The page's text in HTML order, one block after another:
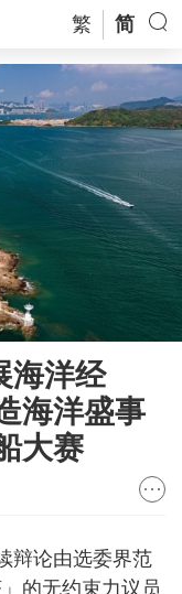
繁 简
海洋经
海洋盛事
大赛
辩论由选委界范
的无约束力议员